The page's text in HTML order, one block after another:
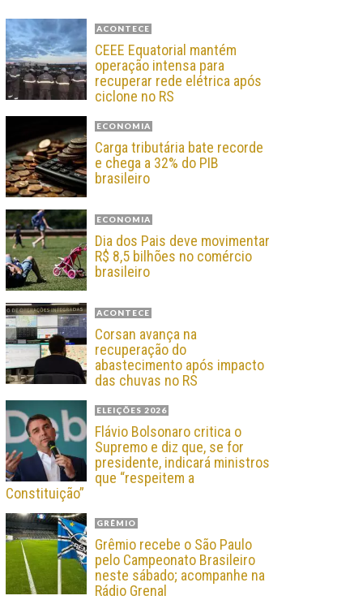
ACONTECE
CEEE Equatorial mantém
operação intensa para
recuperar rede elétrica após
ciclone no RS
ECONOMIA
Carga tributária bate recorde
e chega a 32% do PIB
brasileiro
ECONOMIA
Dia dos Pais deve movimentar
R$ 8,5 bilhões no comércio
brasileiro
ACONTECE
Corsan avança na
recuperação do
abastecimento após impacto
das chuvas no RS
ELEIÇÕES 2026
Flávio Bolsonaro critica o
Supremo e diz que, se for
presidente, indicará ministros
que “respeitem a
Constituição”
GRÊMIO
Grêmio recebe o São Paulo
pelo Campeonato Brasileiro
neste sábado; acompanhe na
Rádio Grenal